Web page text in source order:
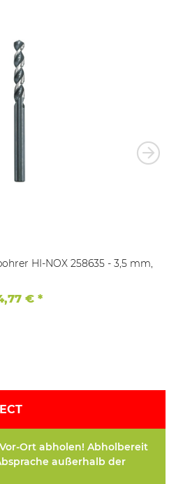
kwb AKKU-TOP Metallbohrer HI-NOX 258635 - 3,5 mm,
€ *
Ort abholen! Abholbereit
außerhalb der